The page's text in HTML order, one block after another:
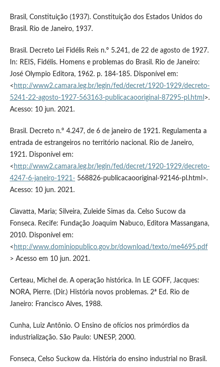
Brasil, Constituição (1937). Constituição dos Estados Unidos do
Brasil. Rio de Janeiro, 1937.
Brasil. Decreto Lei Fidélis Reis n.º 5.241, de 22 de agosto de 1927.
In: REIS, Fidélis. Homens e problemas do Brasil. Rio de Janeiro:
José Olympio Editora, 1962. p. 184-185. Disponível em:
< http://www2.camara.leg.br/legin/fed/decret/1920-1929/decreto-
5241-22-agosto-1927-563163-publicacaooriginal-87295-pl.html >.
Acesso: 10 jun. 2021.
Brasil. Decreto n.º 4.247, de 6 de janeiro de 1921. Regulamenta a
entrada de estrangeiros no território nacional. Rio de Janeiro,
1921. Disponível em:
< http://www2.camara.leg.br/legin/fed/decret/1920-1929/decreto-
4247-6-janeiro-1921-568826-publicacaooriginal-92146-pl.html>.
Acesso: 10 jun. 2021.
Ciavatta, Maria; Silveira, Zuleide Simas da. Celso Sucow da
Fonseca. Recife: Fundação Joaquim Nabuco, Editora Massangana,
2010. Disponível em:
< http://www.dominiopublico.gov.br/download/texto/me4695.pdf
> Acesso em 10 jun. 2021.
Certeau, Michel de. A operação histórica. In LE GOFF, Jacques:
NORA, Pierre. (Dir.) História novos problemas. 2ª Ed. Rio de
Janeiro: Francisco Alves, 1988.
Cunha, Luiz Antônio. O Ensino de ofícios nos primórdios da
industrialização. São Paulo: UNESP, 2000.
Fonseca, Celso Suckow da. História do ensino industrial no Brasil.